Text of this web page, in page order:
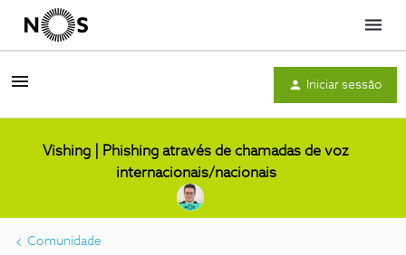
Menu
Iniciar sessão
Vishing | Phishing através de chamadas de voz
internacionais/nacionais
Comunidade